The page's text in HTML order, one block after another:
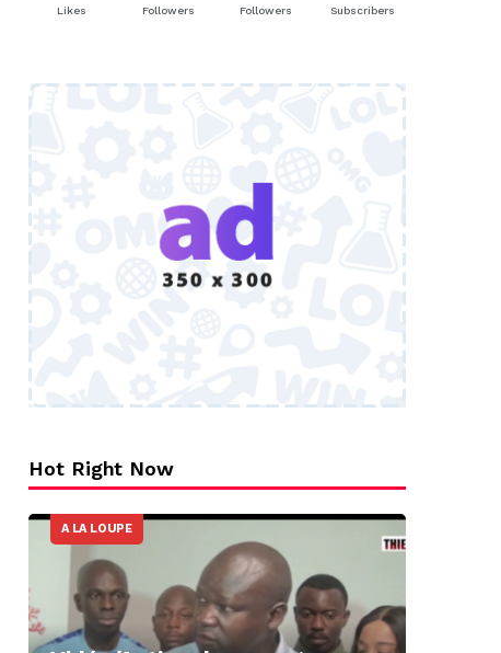
Likes Followers Followers Subscribers
Hot Right Now
A LA LOUPE